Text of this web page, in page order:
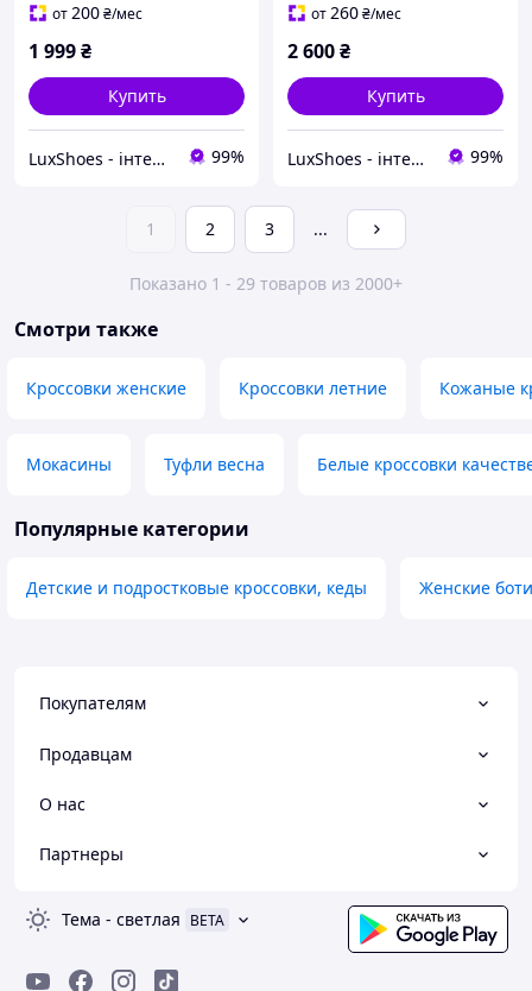
от200₴/мес
1 999₴
Купить
LuxShoes - інтернет-магазин 99%
от260₴/мес
2 600₴
Купить
LuxShoes - інтернет-магазин 99%
1 2 3 ...
Показано 1 - 29 товаров из 2000+
Смотри также
Кроссовки женские Кроссовки летние Кожаные
Мокасины Туфли весна Белые кроссовки
Популярные категории
Детские и подростковые кроссовки, кеды Женские
Покупателям
Продавцам
О нас
Партнеры
Тема - светлая BETA